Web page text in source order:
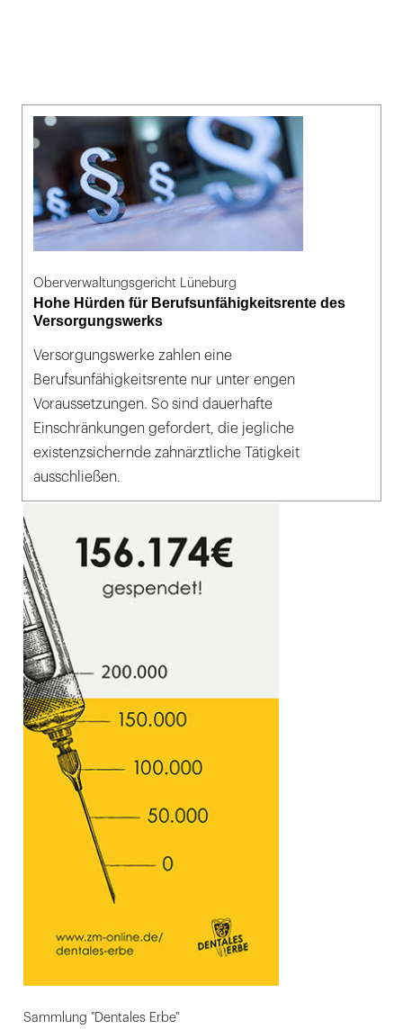
Oberverwaltungsgericht Lüneburg
Hohe Hürden für Berufsunfähigkeitsrente des
Versorgungswerks
Versorgungswerke zahlen eine
Berufsunfähigkeitsrente nur unter engen
Voraussetzungen. So sind dauerhafte
Einschränkungen gefordert, die jegliche
existenzsichernde zahnärztliche Tätigkeit
ausschließen.
Sammlung "Dentales Erbe"